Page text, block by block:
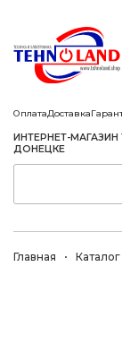
ОплатаДоставка
ИНТЕРНЕТ-МАГАЗИН
ДОНЕЦКЕ
Главная